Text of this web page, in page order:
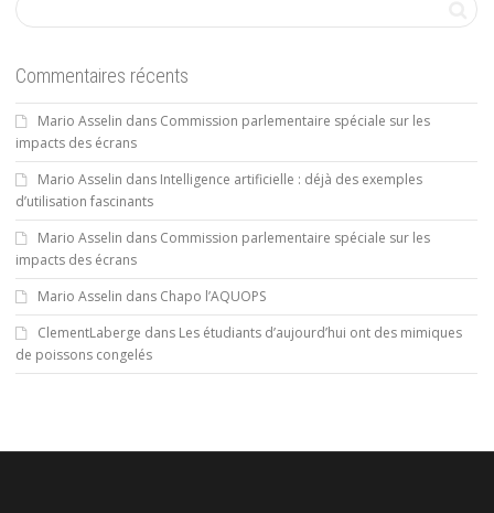
Commentaires récents
Mario Asselin dans Commission parlementaire spéciale sur les
impacts des écrans
Mario Asselin dans Intelligence artificielle : déjà des exemples
d’utilisation fascinants
Mario Asselin dans Commission parlementaire spéciale sur les
impacts des écrans
Mario Asselin dans Chapo l’AQUOPS
ClementLaberge dans Les étudiants d’aujourd’hui ont des mimiques
de poissons congelés